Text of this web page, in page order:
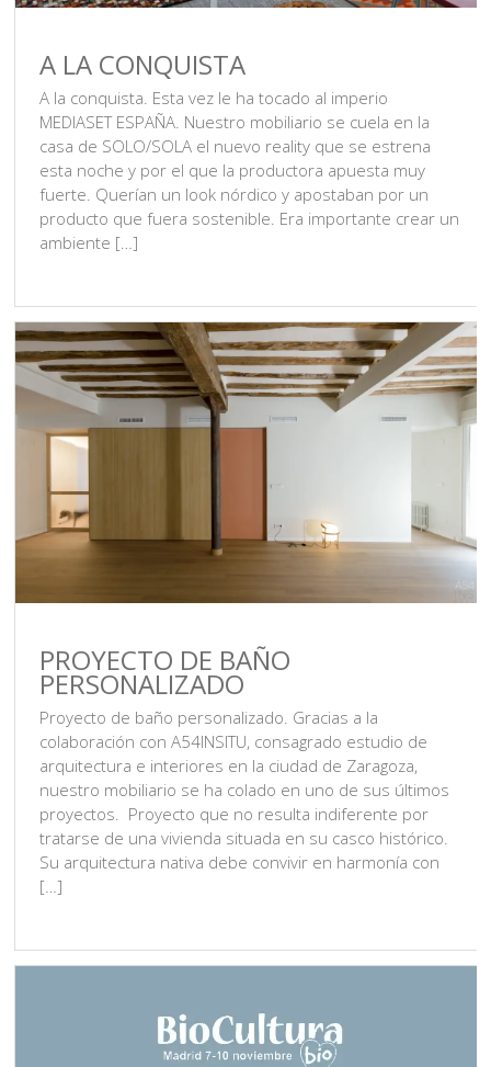
A LA CONQUISTA
A la conquista. Esta vez le ha tocado al imperio
MEDIASET ESPAÑA. Nuestro mobiliario se cuela en la
casa de SOLO/SOLA el nuevo reality que se estrena
esta noche y por el que la productora apuesta muy
fuerte. Querían un look nórdico y apostaban por un
producto que fuera sostenible. Era importante crear un
ambiente […]
PROYECTO DE BAÑO
PERSONALIZADO
Proyecto de baño personalizado. Gracias a la
colaboración con A54INSITU, consagrado estudio de
arquitectura e interiores en la ciudad de Zaragoza,
nuestro mobiliario se ha colado en uno de sus últimos
proyectos. Proyecto que no resulta indiferente por
tratarse de una vivienda situada en su casco histórico.
Su arquitectura nativa debe convivir en harmonía con
[…]